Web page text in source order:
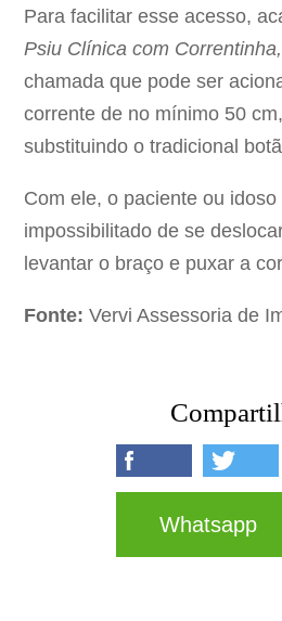
Para facilitar esse acesso,
Psiu Clínica com Correntinha,
chamada que pode ser
corrente de no mínimo 50
substituindo o tradicional
Com ele, o paciente ou
impossibilitado de se
levantar o braço e puxar a
Fonte:Vervi Assessoria de
Whatsapp